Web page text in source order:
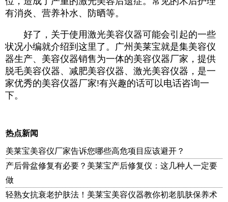
有消炎、营养补水、防晒等。
好了，关于使用激光美容仪器可能会引起的一些
状况小编就介绍到这里了。广州美莱宝就是集美容仪
器生产、美容仪器销售为一体的美容仪器厂家，提供
脱毛美容仪器、减肥美容仪器、激光美容仪器，是一
家优秀的美容仪器厂家!有兴趣的话可以电话咨询一
下。
热点新闻
美莱宝美容仪厂家告诉您哪些高危项目应该避开？
产后骨盆修复有必要？美莱宝产后修复仪：这几种人一定要
做
轻熟女抗衰老护肤法！美莱宝美容仪器教你初老肌肤保养术